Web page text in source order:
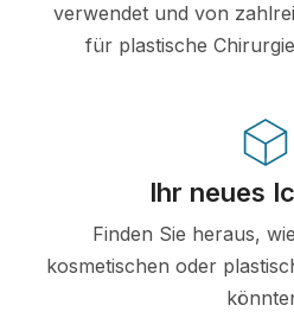
verwendet und von
für plastische
Ihr neues
Finden Sie heraus,
kosmetischen oder